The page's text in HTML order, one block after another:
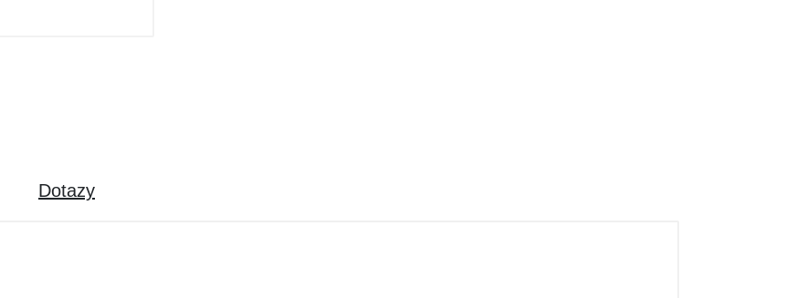
Dotazy